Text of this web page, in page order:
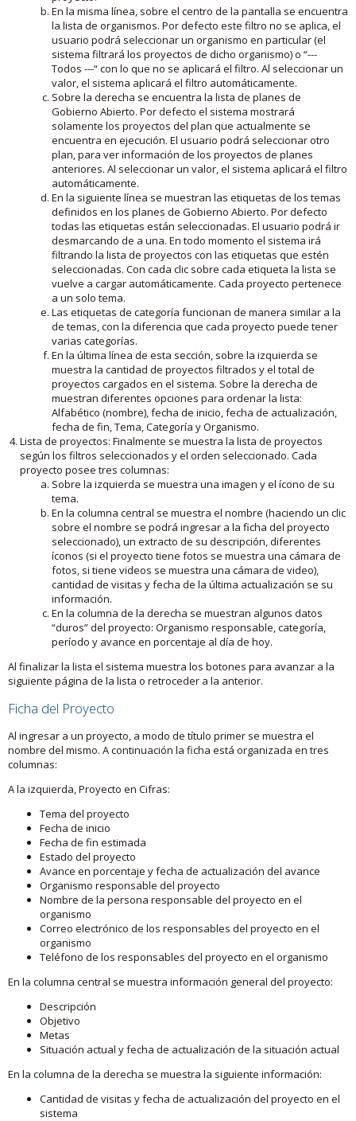
En la misma línea, sobre el centro de la pantalla se encuentra
la lista de organismos. Por defecto este filtro no se aplica, el
usuario podrá seleccionar un organismo en particular (el
sistema filtrará los proyectos de dicho organismo) o “---
Todos ---“ con lo que no se aplicará el filtro. Al seleccionar un
valor, el sistema aplicará el filtro automáticamente.
Sobre la derecha se encuentra la lista de planes de
Gobierno Abierto. Por defecto el sistema mostrará
solamente los proyectos del plan que actualmente se
encuentra en ejecución. El usuario podrá seleccionar otro
plan, para ver información de los proyectos de planes
anteriores. Al seleccionar un valor, el sistema aplicará el filtro
automáticamente.
En la siguiente línea se muestran las etiquetas de los temas
definidos en los planes de Gobierno Abierto. Por defecto
todas las etiquetas están seleccionadas. El usuario podrá ir
desmarcando de a una. En todo momento el sistema irá
filtrando la lista de proyectos con las etiquetas que estén
seleccionadas. Con cada clic sobre cada etiqueta la lista se
vuelve a cargar automáticamente. Cada proyecto pertenece
a un solo tema.
Las etiquetas de categoría funcionan de manera similar a la
de temas, con la diferencia que cada proyecto puede tener
varias categorías.
En la última línea de esta sección, sobre la izquierda se
muestra la cantidad de proyectos filtrados y el total de
proyectos cargados en el sistema. Sobre la derecha de
muestran diferentes opciones para ordenar la lista:
Alfabético (nombre), fecha de inicio, fecha de actualización,
fecha de fin, Tema, Categoría y Organismo.
Lista de proyectos: Finalmente se muestra la lista de proyectos
según los filtros seleccionados y el orden seleccionado. Cada
proyecto posee tres columnas:
Sobre la izquierda se muestra una imagen y el ícono de su
tema.
En la columna central se muestra el nombre (haciendo un clic
sobre el nombre se podrá ingresar a la ficha del proyecto
seleccionado), un extracto de su descripción, diferentes
íconos (si el proyecto tiene fotos se muestra una cámara de
fotos, si tiene videos se muestra una cámara de video),
cantidad de visitas y fecha de la última actualización se su
información.
En la columna de la derecha se muestran algunos datos
“duros” del proyecto: Organismo responsable, categoría,
período y avance en porcentaje al día de hoy.
Al finalizar la lista el sistema muestra los botones para avanzar a la
siguiente página de la lista o retroceder a la anterior.
Ficha del Proyecto
Al ingresar a un proyecto, a modo de título primer se muestra el
nombre del mismo. A continuación la ficha está organizada en tres
columnas:
A la izquierda, Proyecto en Cifras:
Tema del proyecto
Fecha de inicio
Fecha de fin estimada
Estado del proyecto
Avance en porcentaje y fecha de actualización del avance
Organismo responsable del proyecto
Nombre de la persona responsable del proyecto en el
organismo
Correo electrónico de los responsables del proyecto en el
organismo
Teléfono de los responsables del proyecto en el organismo
En la columna central se muestra información general del proyecto:
Descripción
Objetivo
Metas
Situación actual y fecha de actualización de la situación actual
En la columna de la derecha se muestra la siguiente información:
Cantidad de visitas y fecha de actualización del proyecto en el
sistema